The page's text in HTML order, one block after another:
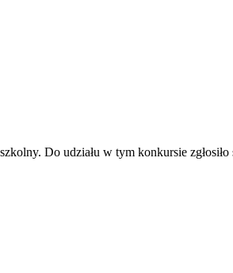
Do udziału w tym konkursie